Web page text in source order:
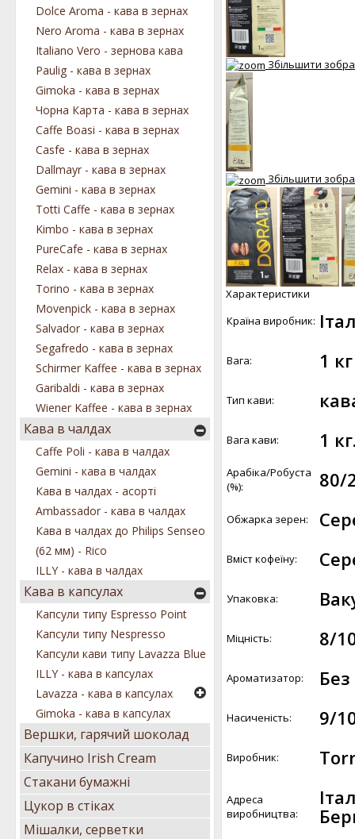
Збільшити
Збільшити
Характеристики
Країна виробник:
Вага: 1 кг
Тип кави:
Вага кави: 1
Арабіка/Робуста
(%):
80/
Обжарка зерен:
Вміст кофеїну:
Упаковка:
Міцність: 8/
Ароматизатор:
Насиченість: 9/
Виробник:
Адреса
виробництва:
Dolce Aroma - кава в зернах
Nero Aroma - кава в зернах
Italiano Vero - зернова кава
Paulig - кава в зернах
Gimoka - кава в зернах
Чорна Карта - кава в зернах
Caffe Boasi - кава в зернах
Casfe - кава в зернах
Dallmayr - кава в зернах
Gemini - кава в зернах
Totti Caffe - кава в зернах
Kimbo - кава в зернах
PureCafe - кава в зернах
Relax - кава в зернах
Torino - кава в зернах
Movenpick - кава в зернах
Salvador - кава в зернах
Segafredo - кава в зернах
Schirmer Kaffee - кава в зернах
Garibaldi - кава в зернах
Wiener Kaffee - кава в зернах
Кава в чалдах
Caffe Poli - кава в чалдах
Gemini - кава в чалдах
Кава в чалдах - асорті
Ambassador - кава в чалдах
Кава в чалдах до Philips Senseo
(62 мм) - Rico
ILLY - кава в чалдах
Кава в капсулах
Капсули типу Espresso Point
Капсули типу Nespresso
Капсули кави типу Lavazza Blue
ILLY - кава в капсулах
Lavazza - кава в капсулах
Gimoka - кава в капсулах
Вершки, гарячий шоколад
Капучино Irish Cream
Стакани бумажні
Цукор в стіках
Мішалки, серветки